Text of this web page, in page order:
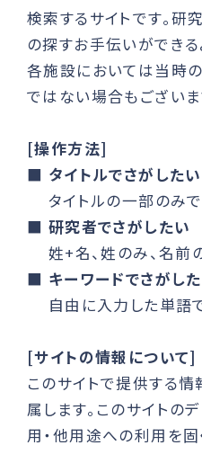
検索するサイトです。研
の探すお手伝いができる
各施設においては当時
ではない場合もございま
[操作方法]
■ タイトルでさがしたい
タイトルの一部のみで
■ 研究者でさがしたい
姓+名、姓のみ、名前
■ キーワードでさがし
自由に入力した単語で
[サイトの情報について]
このサイトで提供する
属します。このサイトの
用・他用途への利用を固